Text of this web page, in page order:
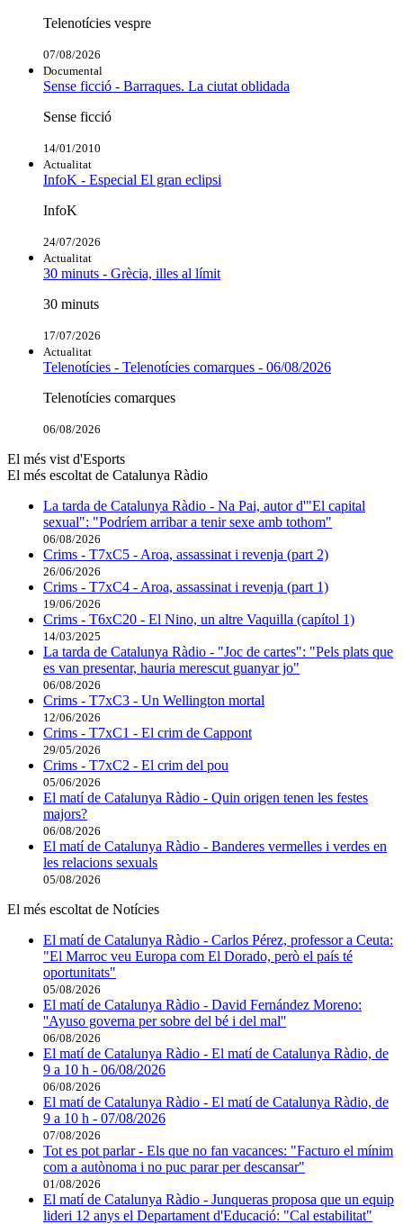
Telenotícies vespre
07/08/2026
Documental
Sense ficció - Barraques. La ciutat oblidada
Sense ficció
14/01/2010
Actualitat
InfoK - Especial El gran eclipsi
InfoK
24/07/2026
Actualitat
30 minuts - Grècia, illes al límit
30 minuts
17/07/2026
Actualitat
Telenotícies - Telenotícies comarques - 06/08/2026
Telenotícies comarques
06/08/2026
El més vist d'Esports
El més escoltat de Catalunya Ràdio
La tarda de Catalunya Ràdio - Na Pai, autor d'"El capital
sexual": "Podríem arribar a tenir sexe amb tothom"
06/08/2026
Crims - T7xC5 - Aroa, assassinat i revenja (part 2)
26/06/2026
Crims - T7xC4 - Aroa, assassinat i revenja (part 1)
19/06/2026
Crims - T6xC20 - El Nino, un altre Vaquilla (capítol 1)
14/03/2025
La tarda de Catalunya Ràdio - "Joc de cartes": "Pels plats que
es van presentar, hauria merescut guanyar jo"
06/08/2026
Crims - T7xC3 - Un Wellington mortal
12/06/2026
Crims - T7xC1 - El crim de Cappont
29/05/2026
Crims - T7xC2 - El crim del pou
05/06/2026
El matí de Catalunya Ràdio - Quin origen tenen les festes
majors?
06/08/2026
El matí de Catalunya Ràdio - Banderes vermelles i verdes en
les relacions sexuals
05/08/2026
El més escoltat de Notícies
El matí de Catalunya Ràdio - Carlos Pérez, professor a Ceuta:
"El Marroc veu Europa com El Dorado, però el país té
oportunitats"
05/08/2026
El matí de Catalunya Ràdio - David Fernández Moreno:
''Ayuso governa per sobre del bé i del mal''
06/08/2026
El matí de Catalunya Ràdio - El matí de Catalunya Ràdio, de
9 a 10 h - 06/08/2026
06/08/2026
El matí de Catalunya Ràdio - El matí de Catalunya Ràdio, de
9 a 10 h - 07/08/2026
07/08/2026
Tot es pot parlar - Els que no fan vacances: "Facturo el mínim
com a autònoma i no puc parar per descansar"
01/08/2026
El matí de Catalunya Ràdio - Junqueras proposa que un equip
lideri 12 anys el Departament d'Educació: "Cal estabilitat"